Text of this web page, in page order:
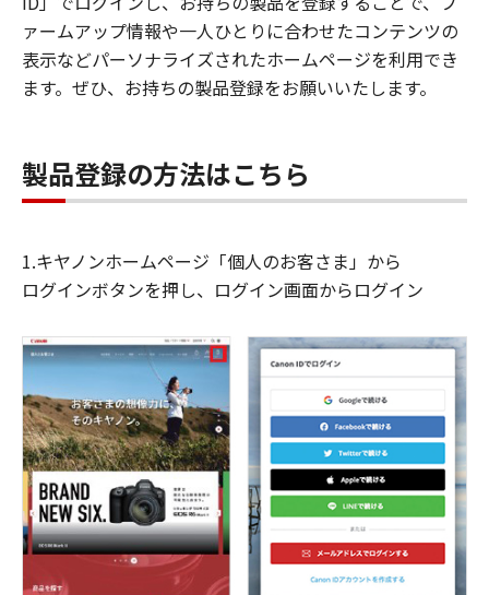
ァームアップ情報や一人ひとりに合わせたコンテンツの
表示などパーソナライズされたホームページを利用でき
ます。ぜひ、お持ちの製品登録をお願いいたします。
製品登録の方法はこちら
1.キヤノンホームページ「個人のお客さま」から
ログインボタンを押し、ログイン画面からログイン